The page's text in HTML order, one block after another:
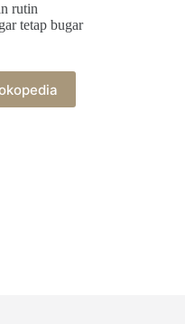
rutin
tetap bugar